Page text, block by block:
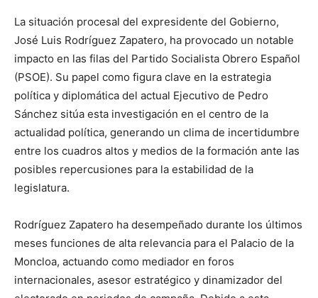
La situación procesal del expresidente del Gobierno,
José Luis Rodríguez Zapatero, ha provocado un notable
impacto en las filas del Partido Socialista Obrero Español
(PSOE). Su papel como figura clave en la estrategia
política y diplomática del actual Ejecutivo de Pedro
Sánchez sitúa esta investigación en el centro de la
actualidad política, generando un clima de incertidumbre
entre los cuadros altos y medios de la formación ante las
posibles repercusiones para la estabilidad de la
legislatura.
Rodríguez Zapatero ha desempeñado durante los últimos
meses funciones de alta relevancia para el Palacio de la
Moncloa, actuando como mediador en foros
internacionales, asesor estratégico y dinamizador del